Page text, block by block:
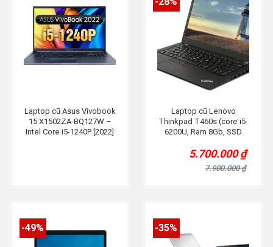
Laptop cũ Asus Vivobook
15 X1502ZA-BQ127W –
Intel Core i5-1240P [2022]
Laptop cũ Lenovo
Thinkpad T460s (core i5-
6200U, Ram 8Gb, SSD
7.900.000₫
Original
price
was:
5.700.000₫
Current
price
is:
-49% -35%